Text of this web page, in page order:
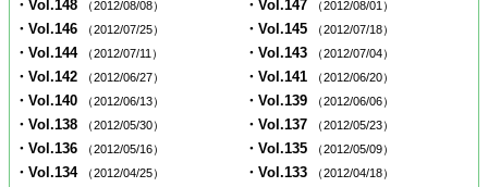
・Vol.148 （2012/08/08） ・Vol.147 （2012/08/01）
・Vol.146 （2012/07/25） ・Vol.145 （2012/07/18）
・Vol.144 （2012/07/11） ・Vol.143 （2012/07/04）
・Vol.142 （2012/06/27） ・Vol.141 （2012/06/20）
・Vol.140 （2012/06/13） ・Vol.139 （2012/06/06）
・Vol.138 （2012/05/30） ・Vol.137 （2012/05/23）
・Vol.136 （2012/05/16） ・Vol.135 （2012/05/09）
・Vol.134 （2012/04/25） ・Vol.133 （2012/04/18）